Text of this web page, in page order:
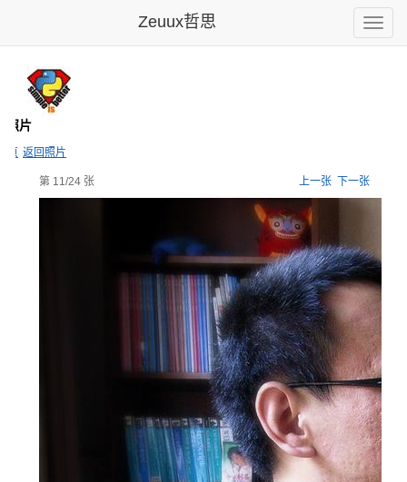
Toggle
Zeuux哲思
片
页 返回照片
第 11/24 张 上一张 下一张